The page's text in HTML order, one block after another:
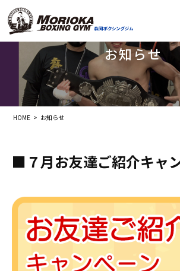
お知らせ
HOME お知らせ
■７月お友達ご紹介キャ